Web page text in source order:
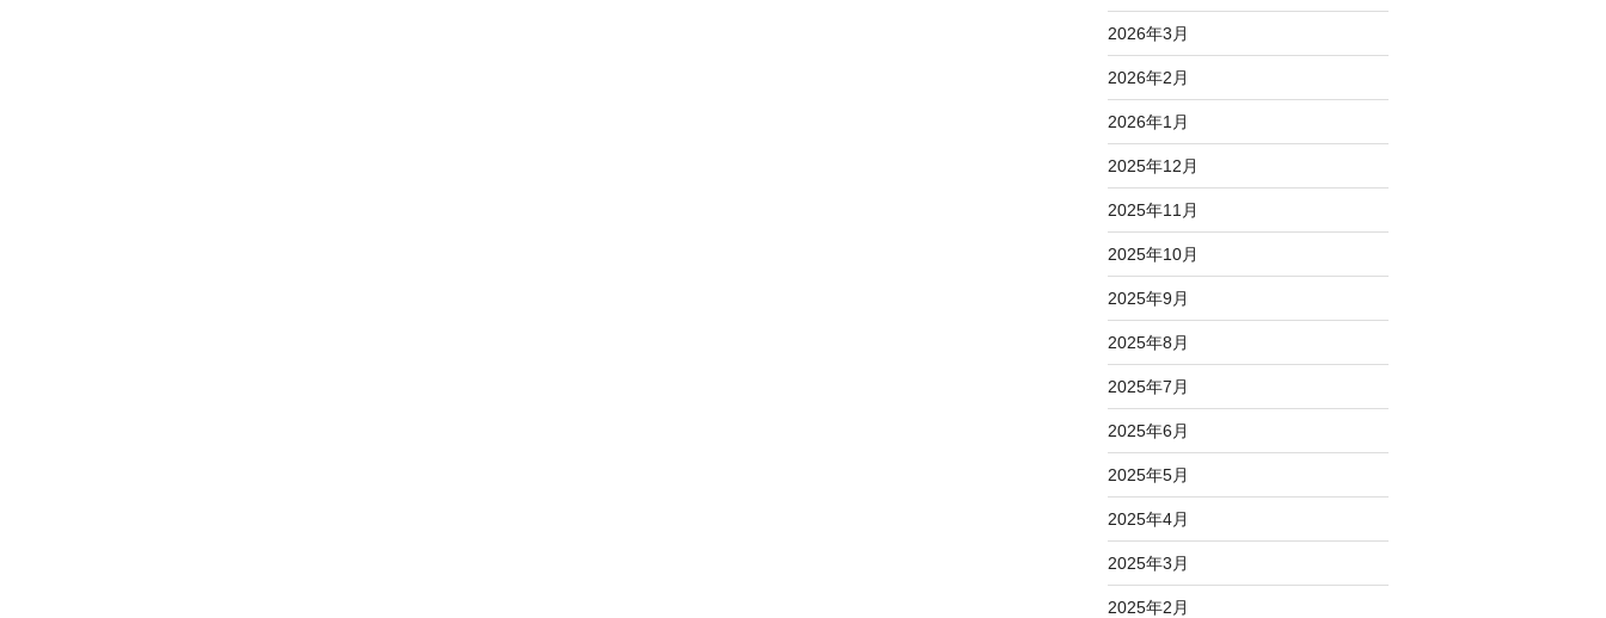
2026年3月
2026年2月
2026年1月
2025年12月
2025年11月
2025年10月
2025年9月
2025年8月
2025年7月
2025年6月
2025年5月
2025年4月
2025年3月
2025年2月